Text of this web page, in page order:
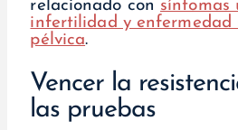
relacionado con síntomas
infertilidad y enfermedad
pélvica.
Vencer la
las pruebas